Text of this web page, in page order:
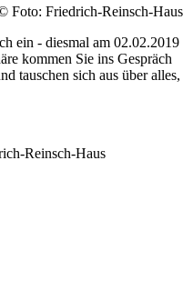
Foto: Friedrich-Reinsch-Haus
ein - diesmal am 02.02.2019
kommen Sie ins Gespräch
tauschen sich aus über alles,
Reinsch-Haus